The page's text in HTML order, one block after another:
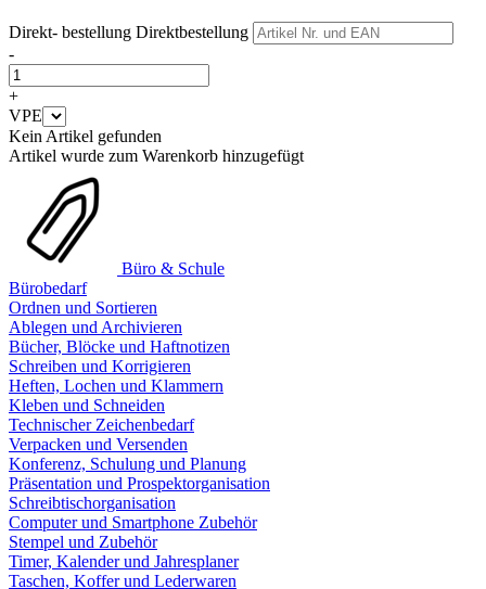
Direkt- bestellung Direktbestellung
-
+
VPE
Kein Artikel gefunden
Artikel wurde zum Warenkorb hinzugefügt
Büro & Schule
Bürobedarf
Ordnen und Sortieren
Ablegen und Archivieren
Bücher, Blöcke und Haftnotizen
Schreiben und Korrigieren
Heften, Lochen und Klammern
Kleben und Schneiden
Technischer Zeichenbedarf
Verpacken und Versenden
Konferenz, Schulung und Planung
Präsentation und Prospektorganisation
Schreibtischorganisation
Computer und Smartphone Zubehör
Stempel und Zubehör
Timer, Kalender und Jahresplaner
Taschen, Koffer und Lederwaren